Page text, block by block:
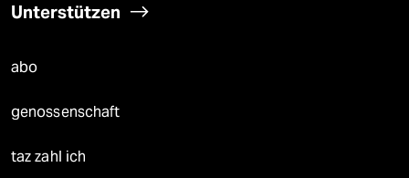
Unterstützen
abo
genossenschaft
taz zahl ich